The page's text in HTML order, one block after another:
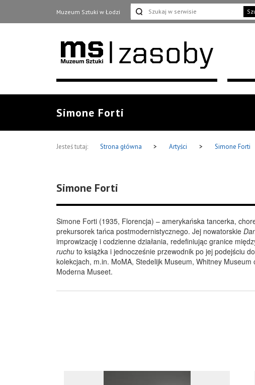
Muzeum Sztuki w Łodzi
Simone Forti
Jesteś tutaj: Strona główna > Artyści > Simone Forti
Simone Forti
Simone Forti (1935, Florencja) – amerykańska tancerka,
prekursorek tańca postmodernistycznego. Jej nowatorskie
improwizację i codzienne działania, redefiniując granice
ruchu to książka i jednocześnie przewodnik po jej podejściu
kolekcjach, m.in. MoMA, Stedelijk Museum, Whitney
Moderna Museet.